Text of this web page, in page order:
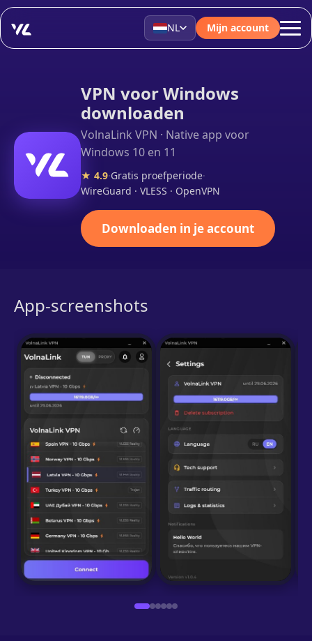
NL Mijn account
VPN voor Windows
downloaden
VolnaLink VPN · Native app voor
Windows 10 en 11
★ 4.9·Gratis proefperiode·
WireGuard · VLESS · OpenVPN
Downloaden in je account
App-screenshots